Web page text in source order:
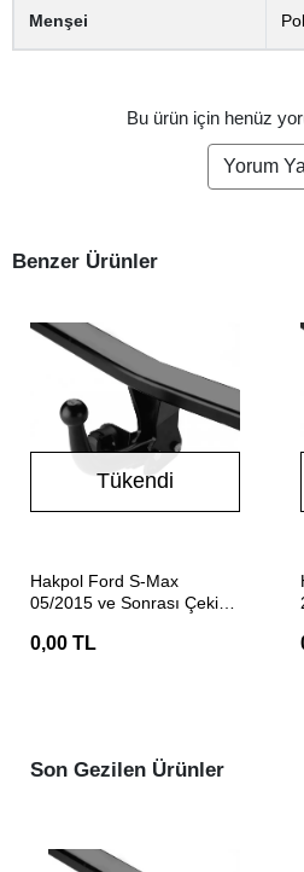
Menşei
Bu ürün için henüz
Yorum
Benzer Ürünler
Tükendi
Hakpol Ford S-Max
05/2015 ve Sonrası Çeki
0,00 TL
Son Gezilen Ürünler